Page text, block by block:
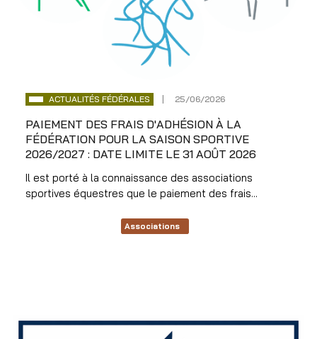
ACTUALITÉS FÉDÉRALES 25/06/2026
PAIEMENT DES FRAIS D'ADHÉSION À LA
FÉDÉRATION POUR LA SAISON SPORTIVE
2026/2027 : DATE LIMITE LE 31 AOÛT 2026
Il est porté à la connaissance des associations
sportives équestres que le paiement des frais...
Associations